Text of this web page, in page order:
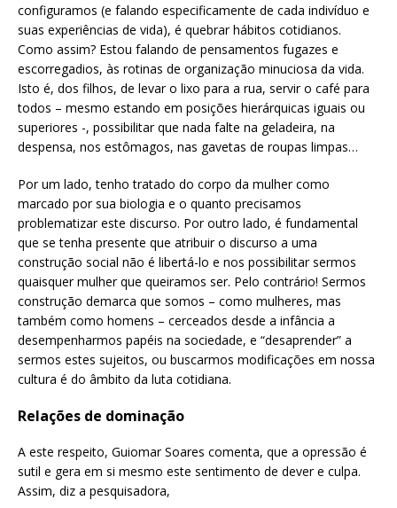
configuramos (e falando especificamente de cada indivíduo e
suas experiências de vida), é quebrar hábitos cotidianos.
Como assim? Estou falando de pensamentos fugazes e
escorregadios, às rotinas de organização minuciosa da vida.
Isto é, dos filhos, de levar o lixo para a rua, servir o café para
todos – mesmo estando em posições hierárquicas iguais ou
superiores -, possibilitar que nada falte na geladeira, na
despensa, nos estômagos, nas gavetas de roupas limpas…
Por um lado, tenho tratado do corpo da mulher como
marcado por sua biologia e o quanto precisamos
problematizar este discurso. Por outro lado, é fundamental
que se tenha presente que atribuir o discurso a uma
construção social não é libertá-lo e nos possibilitar sermos
quaisquer mulher que queiramos ser. Pelo contrário! Sermos
construção demarca que somos – como mulheres, mas
também como homens – cerceados desde a infância a
desempenharmos papéis na sociedade, e “desaprender” a
sermos estes sujeitos, ou buscarmos modificações em nossa
cultura é do âmbito da luta cotidiana.
Relações de dominação
A este respeito, Guiomar Soares comenta, que a opressão é
sutil e gera em si mesmo este sentimento de dever e culpa.
Assim, diz a pesquisadora,